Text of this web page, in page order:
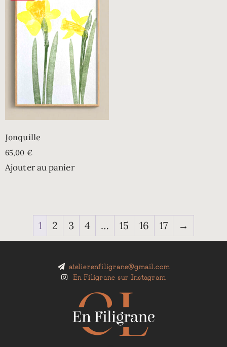
Jonquille
65,00 €
Ajouter au panier
1 2 3 4 … 15 16 17 →
atelierenfiligrane@gmail.com
En Filigrane sur Instagram